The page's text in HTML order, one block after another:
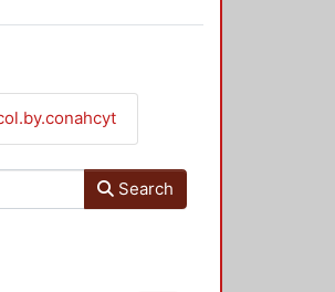
Search